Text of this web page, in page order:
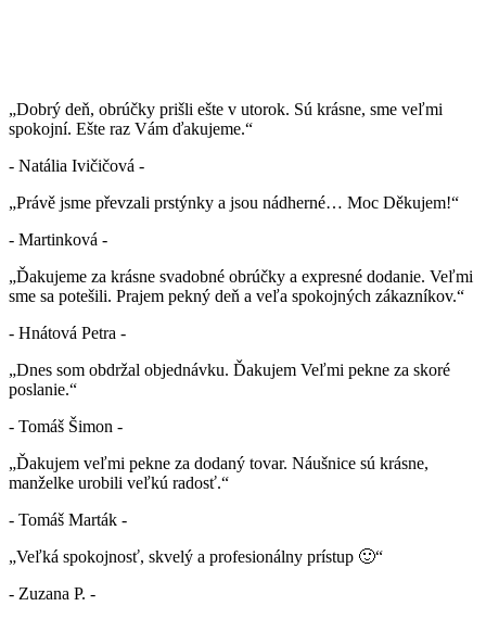
„Dobrý deň, obrúčky prišli ešte v utorok. Sú krásne, sme veľmi
spokojní. Ešte raz Vám ďakujeme.“
- Natália Ivičičová -
„Právě jsme převzali prstýnky a jsou nádherné… Moc Děkujem!“
- Martinková -
„Ďakujeme za krásne svadobné obrúčky a expresné dodanie. Veľmi
sme sa potešili. Prajem pekný deň a veľa spokojných zákazníkov.“
- Hnátová Petra -
„Dnes som obdržal objednávku. Ďakujem Veľmi pekne za skoré
poslanie.“
- Tomáš Šimon -
„Ďakujem veľmi pekne za dodaný tovar. Náušnice sú krásne,
manželke urobili veľkú radosť.“
- Tomáš Marták -
„Veľká spokojnosť, skvelý a profesionálny prístup 🙂“
- Zuzana P. -